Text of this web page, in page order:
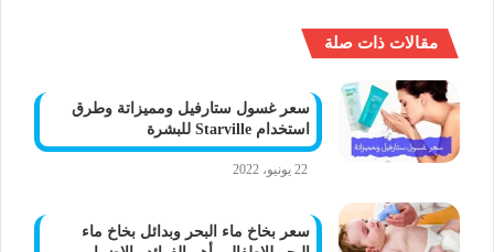
مقالات ذات صلة
سعر غسول ستارفيل ومميزاتة وطرق
استخدام Starville للبشرة
22 يونيو، 2022
سعر بخاخ ماء البحر وبدائل بخاخ ماء